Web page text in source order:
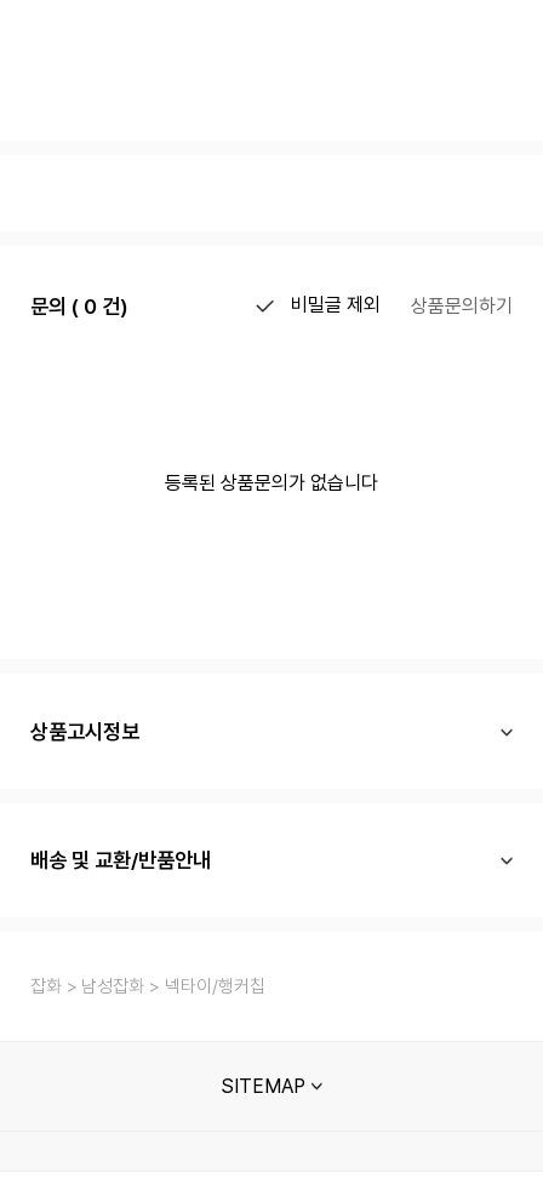
문의 ( 0 건) 비밀글 제외 상품문의하기
등록된 상품문의가 없습니다
상품고시정보
배송 및 교환/반품안내
잡화 남성잡화 넥타이/행커칩
SITEMAP